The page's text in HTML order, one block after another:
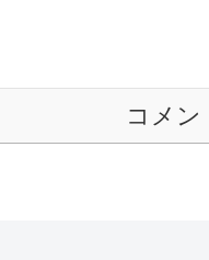
コメン